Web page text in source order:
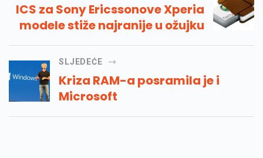
ICS za Sony Ericssonove Xperia
modele stiže najranije u ožujku
SLJEDEĆE
Kriza RAM-a posramila je i
Microsoft